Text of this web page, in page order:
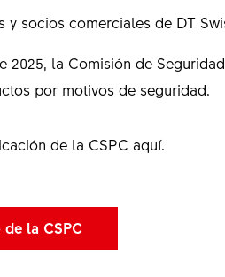
y socios comerciales de DT
2025, la Comisión de
por motivos de seguridad.
de la CSPC aquí.
la CSPC